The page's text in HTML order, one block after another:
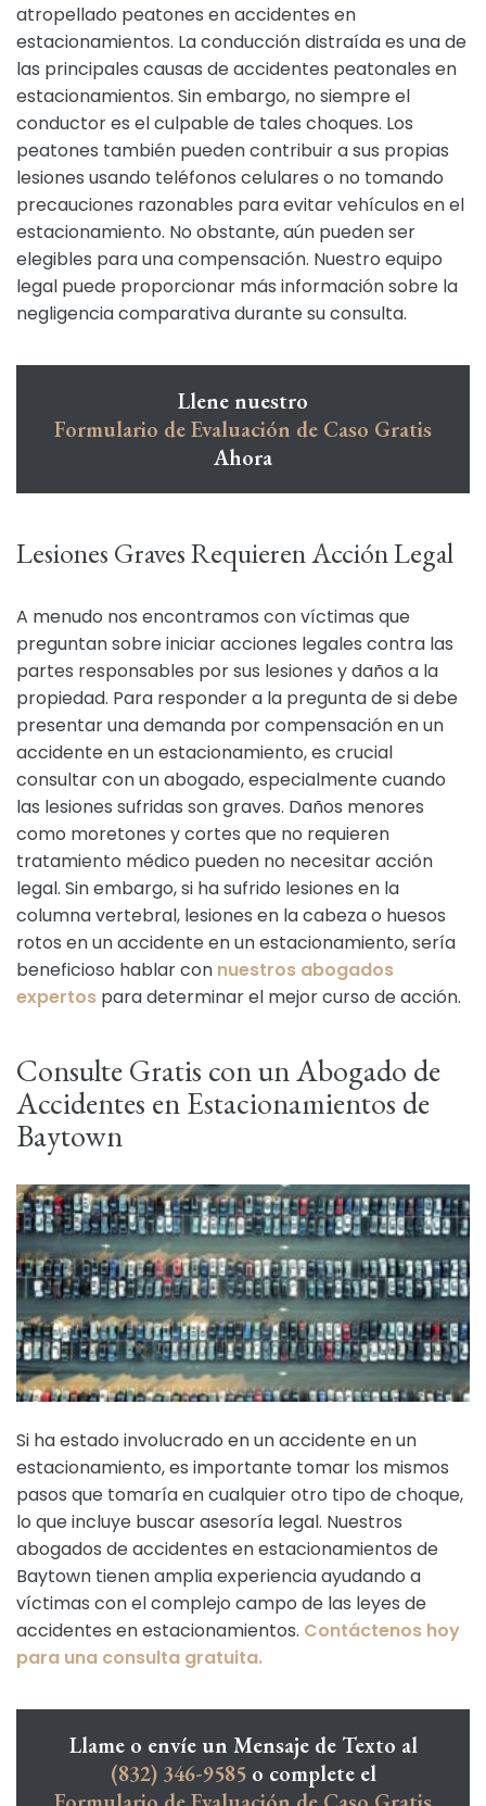
atropellado peatones en accidentes en
estacionamientos. La conducción distraída es una de
las principales causas de accidentes peatonales en
estacionamientos. Sin embargo, no siempre el
conductor es el culpable de tales choques. Los
peatones también pueden contribuir a sus propias
lesiones usando teléfonos celulares o no tomando
precauciones razonables para evitar vehículos en el
estacionamiento. No obstante, aún pueden ser
elegibles para una compensación. Nuestro equipo
legal puede proporcionar más información sobre la
negligencia comparativa durante su consulta.
Llene nuestro
Formulario de Evaluación de Caso Gratis
Ahora
Lesiones Graves Requieren Acción Legal
A menudo nos encontramos con víctimas que
preguntan sobre iniciar acciones legales contra las
partes responsables por sus lesiones y daños a la
propiedad. Para responder a la pregunta de si debe
presentar una demanda por compensación en un
accidente en un estacionamiento, es crucial
consultar con un abogado, especialmente cuando
las lesiones sufridas son graves. Daños menores
como moretones y cortes que no requieren
tratamiento médico pueden no necesitar acción
legal. Sin embargo, si ha sufrido lesiones en la
columna vertebral, lesiones en la cabeza o huesos
rotos en un accidente en un estacionamiento, sería
beneficioso hablar con nuestros abogados
expertos para determinar el mejor curso de acción.
Consulte Gratis con un Abogado de
Accidentes en Estacionamientos de
Baytown
Si ha estado involucrado en un accidente en un
estacionamiento, es importante tomar los mismos
pasos que tomaría en cualquier otro tipo de choque,
lo que incluye buscar asesoría legal. Nuestros
abogados de accidentes en estacionamientos de
Baytown tienen amplia experiencia ayudando a
víctimas con el complejo campo de las leyes de
accidentes en estacionamientos. Contáctenos hoy
para una consulta gratuita.
Llame o envíe un Mensaje de Texto al
(832) 346-9585o complete el